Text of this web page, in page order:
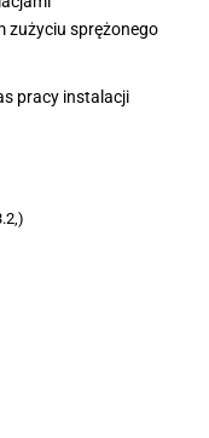
zużyciu sprężonego
pracy instalacji